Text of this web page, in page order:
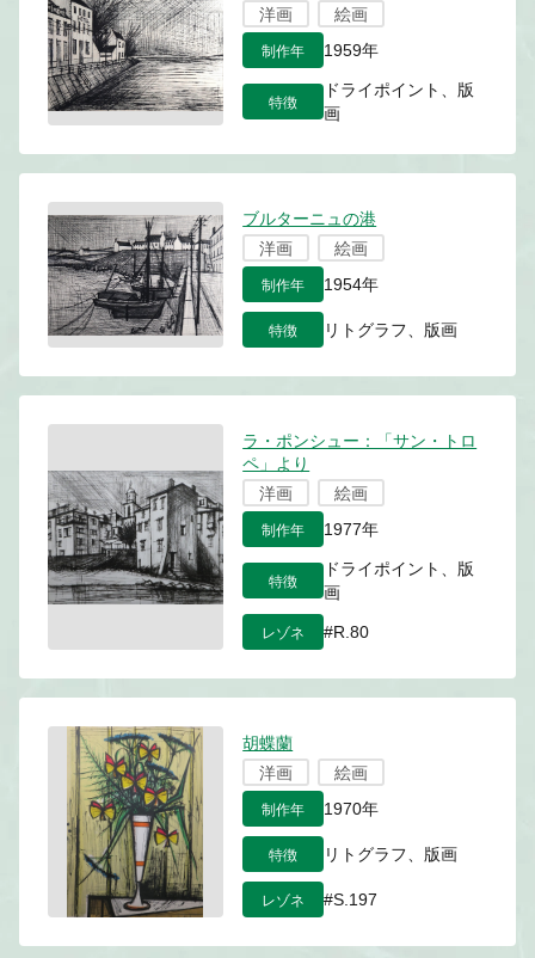
洋画
絵画
制作年 1959年
特徴
ドライポイント、版
画
ブルターニュの港
洋画
絵画
制作年 1954年
特徴 リトグラフ、版画
ラ・ポンシュー：「サン・トロ
ペ」より
洋画
絵画
制作年 1977年
特徴
ドライポイント、版
画
レゾネ #R.80
胡蝶蘭
洋画
絵画
制作年 1970年
特徴 リトグラフ、版画
レゾネ #S.197